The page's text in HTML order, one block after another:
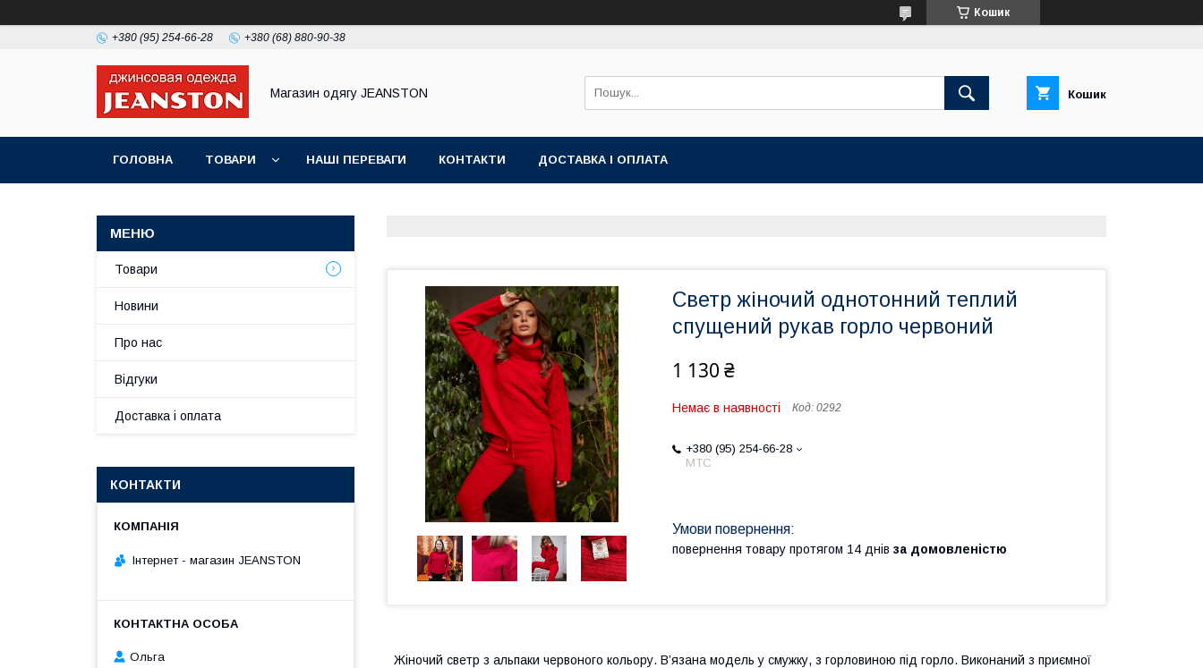
Кошик
+380 (95) 254-66-28 +380 (68) 880-90-38
Магазин одягу JEANSTON Кошик
ГОЛОВНА ТОВАРИ НАШІ ПЕРЕВАГИ КОНТАКТИ ДОСТАВКА І ОПЛАТА
Светр жіночий однотонний теплий
спущений рукав горло червоний
1 130 ₴
Немає в наявності Код: 0292
+380 (95) 254-66-28
МТС
повернення товару протягом 14 днів за домовленістю
Жіночий светр з альпаки червоного кольору. В’язана модель у смужку, з горловиною під горло. Виконаний з приємної
Товари
Новини
Про нас
Відгуки
Доставка і оплата
КОНТАКТИ
Інтернет - магазин JEANSTON
Ольга